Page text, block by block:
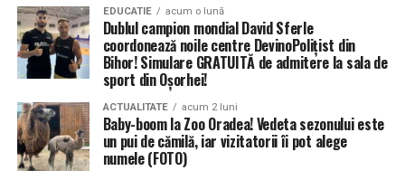
EDUCATIE acum o lună
Dublul campion mondial David Sferle
coordonează noile centre DevinoPolițist din
Bihor! Simulare GRATUITĂ de admitere la sala de
sport din Oșorhei!
ACTUALITATE acum 2 luni
Baby-boom la Zoo Oradea! Vedeta sezonului este
un pui de cămilă, iar vizitatorii îi pot alege
numele (FOTO)